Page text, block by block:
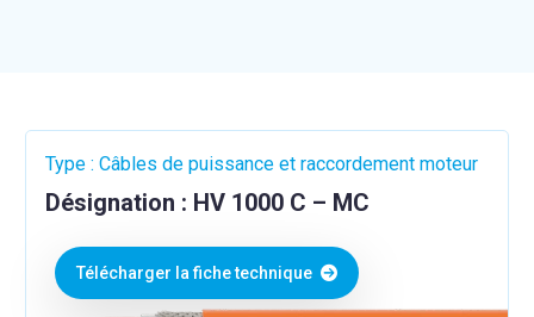
Type : Câbles de puissance et raccordement moteur
Désignation : HV 1000 C – MC
Télécharger la fiche technique